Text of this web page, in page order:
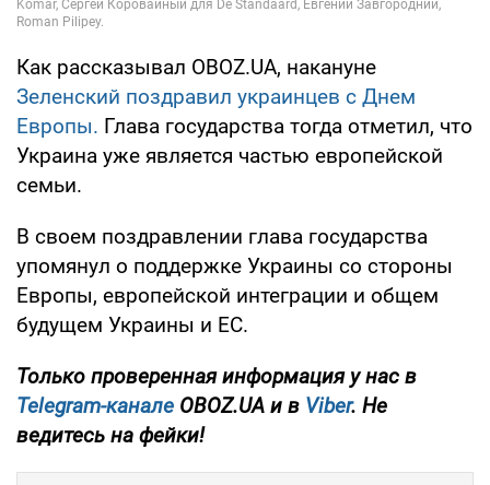
Как рассказывал OBOZ.UA, накануне
Зеленский поздравил украинцев с Днем
Европы. Глава государства тогда отметил, что
Украина уже является частью европейской
семьи.
В своем поздравлении глава государства
упомянул о поддержке Украины со стороны
Европы, европейской интеграции и общем
будущем Украины и ЕС.
Только проверенная информация у нас в
Telegram-канале OBOZ.UA и в Viber. Не
ведитесь на фейки!